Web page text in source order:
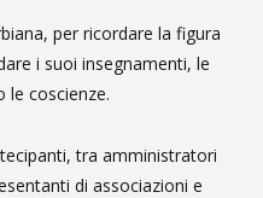
per ricordare la figura
i suoi insegnamenti, le
le coscienze.
tra amministratori
di associazioni e